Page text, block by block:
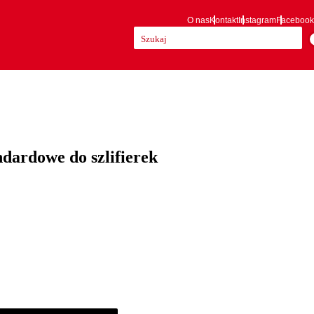
O nasKontaktInstagramFacebook
do szlifierek